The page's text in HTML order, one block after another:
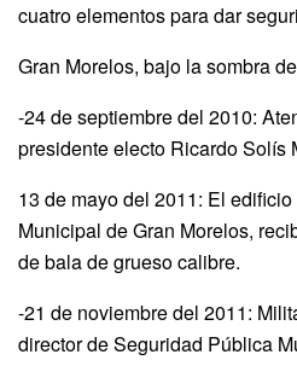
cuatro elementos para dar
Gran Morelos, bajo la sombra
-24 de septiembre del 2010:
presidente electo Ricardo Solís
13 de mayo del 2011: El
Municipal de Gran Morelos,
de bala de grueso calibre.
-21 de noviembre del 2011:
director de Seguridad Pública